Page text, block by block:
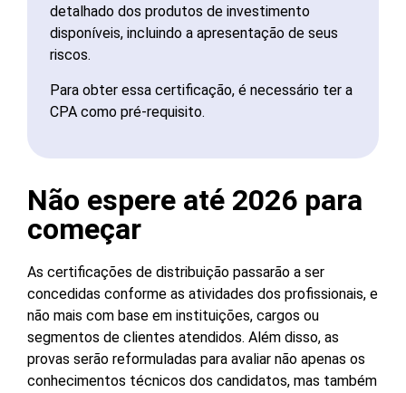
detalhado dos produtos de investimento
disponíveis, incluindo a apresentação de seus
riscos.
Para obter essa certificação, é necessário ter a
CPA como pré-requisito.
Não espere até 2026 para
começar
As certificações de distribuição passarão a ser
concedidas conforme as atividades dos profissionais, e
não mais com base em instituições, cargos ou
segmentos de clientes atendidos. Além disso, as
provas serão reformuladas para avaliar não apenas os
conhecimentos técnicos dos candidatos, mas também